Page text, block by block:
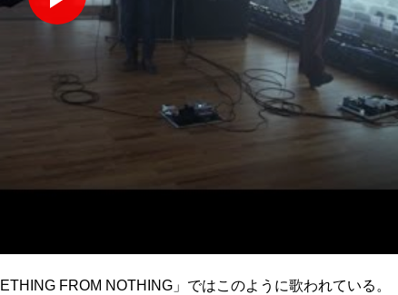
FROM NOTHING」ではこのように歌われている。